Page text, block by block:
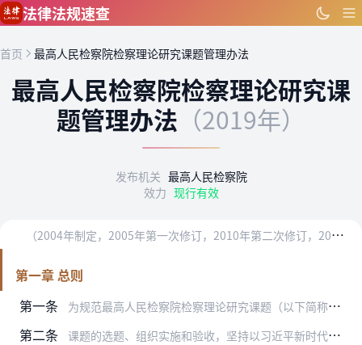
跳到主要内容
法律法规速查
首页 最高人民检察院检察理论研究课题管理办法
最高人民检察院检察理论研究课
题管理办法 （2019年）
发布机关 最高人民检察院
效力 现行有效
（
2004年制定，2005年第一次修订，2010年第二次修订，2019年第三次修订）
第一章 总则
第一条
为规范最高人民检察院检察理论研究课题（以下简称“课题”）的管理，充分发挥课题制对检察理论研究的引导和推动作用，根据《最高人民检察院关于加强检察理论研究的决定》《…
第二条 课题的选题、组织实施和验收，坚持以习近平新时代中国特色社会主义思想为指导，坚持理论联系实际，鼓励理论创新，着力研究检察工作重大理论和实践问题，为检察工作、检察改…